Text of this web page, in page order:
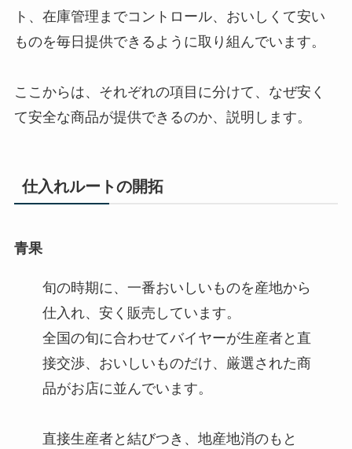
ト、在庫管理までコントロール、おいしくて安い
ものを毎日提供できるように取り組んでいます。
ここからは、それぞれの項目に分けて、なぜ安く
て安全な商品が提供できるのか、説明します。
仕入れルートの開拓
青果
旬の時期に、一番おいしいものを産地から
仕入れ、安く販売しています。
全国の旬に合わせてバイヤーが生産者と直
接交渉、おいしいものだけ、厳選された商
品がお店に並んでいます。
直接生産者と結びつき、地産地消のもと